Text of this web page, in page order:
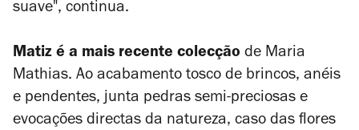
suave", continua.
Matiz é a mais recente colecção de Maria
Mathias. Ao acabamento tosco de brincos, anéis
e pendentes, junta pedras semi-preciosas e
evocações directas da natureza, caso das flores